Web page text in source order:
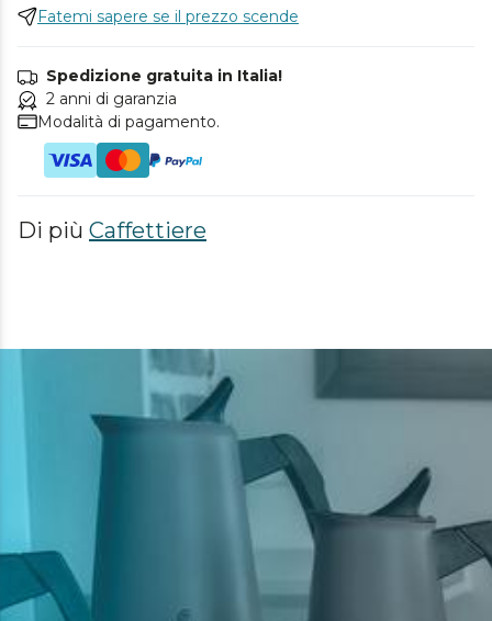
Fatemi sapere se il prezzo scende
Spedizione gratuita in Italia!
2 anni di garanzia
Modalità di pagamento.
Di più Caffettiere